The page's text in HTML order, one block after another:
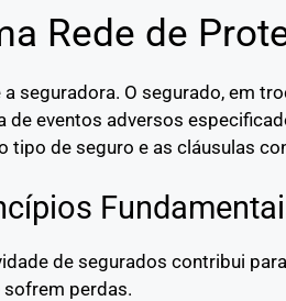
Rede de
seguradora. O segurado, em
eventos adversos
tipo de seguro e as cláusulas
de segurados contribui
perdas.